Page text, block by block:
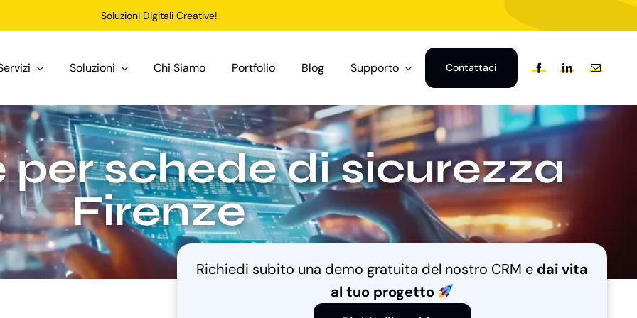
Soluzioni Digitali Creative!
Soluzioni Chi Siamo Portfolio Blog Supporto Contattaci
per schede di sicurezza
Firenze
Richiedi subito una demo gratuita del nostro CRM e dai vita
al tuo progetto